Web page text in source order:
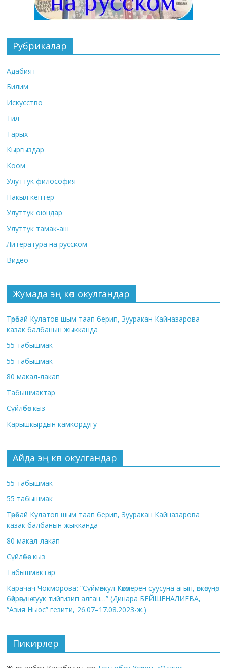
Рубрикалар
Адабият
Билим
Искусство
Тил
Тарых
Кыргыздар
Коом
Улуттук философия
Накыл кептер
Улуттук оюндар
Улуттук тамак-аш
Литература на русском
Видео
Жумада эң көп окулгандар
Төрөбай Кулатов шым таап берип, Зууракан Кайназарова
казак балбанын жыкканда
55 табышмак
55 табышмак
80 макал-лакап
Табышмактар
Сүйлөбөс кыз
Карышкырдын камкордугу
Айда эң көп окулгандар
55 табышмак
55 табышмак
Төрөбай Кулатов шым таап берип, Зууракан Кайназарова
казак балбанын жыкканда
80 макал-лакап
Сүйлөбөс кыз
Табышмактар
Карачач Чокморова: “Сүймөнкул Көкөмерен суусуна агып, өпкөсүнө,
бөйрөгүнө суук тийгизип алган…” (Динара БЕЙШЕНАЛИЕВА,
“Азия Ньюс” гезити, 26.07–17.08.2023-ж.)
Пикирлер